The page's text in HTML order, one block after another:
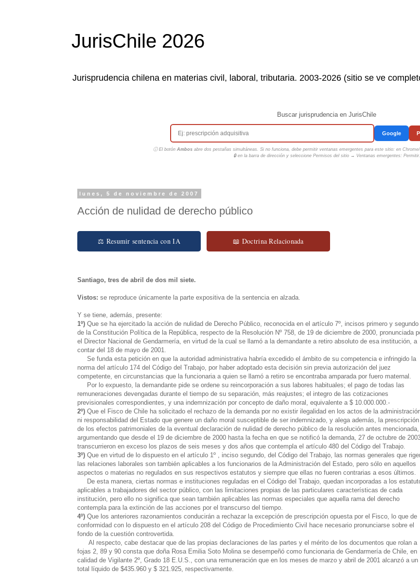
JurisChile 2026
Jurisprudencia chilena en materias civil, laboral, tributaria. 2003-2026 (sitio se ve
Buscar jurisprudencia en JurisChile
Google
ⓘ El botón Ambosabre dos pestañas simultáneas. Si no funciona, debe permitir ventanas emergentes para este sitio: en
🔒 en la barra de dirección y seleccione Permisos del sitio → Ventanas emergentes: Permitir.
lunes, 5 de noviembre de 2007
Acción de nulidad de derecho público
⚖ Resumir sentencia con IA 📖 Doctrina Relacionada
Santiago, tres de abril de dos mil siete.
Vistos: se reproduce únicamente la parte expositiva de la sentencia en alzada.
Y se tiene, además, presente:
1º) Que se ha ejercitado la acción de nulidad de Derecho Público, reconocida en el artículo 7º, incisos primero y segundo
de la Constitución Política de la República, respecto de la Resolución Nº 758, de 19 de diciembre de 2000, pronunciada
el Director Nacional de Gendarmería, en virtud de la cual se llamó a la demandante a retiro absoluto de esa institución, a
contar del 18 de mayo de 2001.
Se funda esta petición en que la autoridad administrativa habría excedido el ámbito de su competencia e infringido la
norma del artículo 174 del Código del Trabajo, por haber adoptado esta decisión sin previa autorización del juez
competente, en circunstancias que la funcionaria a quien se llamó a retiro se encontraba amparada por fuero maternal.
Por lo expuesto, la demandante pide se ordene su reincorporación a sus labores habituales; el pago de todas las
remuneraciones devengadas durante el tiempo de su separación, más reajustes; el integro de las cotizaciones
previsionales correspondientes, y una indemnización por concepto de daño moral, equivalente a $ 10.000.000.-
2º) Que el Fisco de Chile ha solicitado el rechazo de la demanda por no existir ilegalidad en los actos de la
ni responsabilidad del Estado que genere un daño moral susceptible de ser indemnizado, y alega además, la prescripción
de los efectos patrimoniales de la eventual declaración de nulidad de derecho público de la resolución antes mencionada,
argumentando que desde el 19 de diciembre de 2000 hasta la fecha en que se notificó la demanda, 27 de octubre de
transcurrieron en exceso los plazos de seis meses y dos años que contempla el artículo 480 del Código del Trabajo.
3º) Que en virtud de lo dispuesto en el artículo 1º , inciso segundo, del Código del Trabajo, las normas generales que
las relaciones laborales son también aplicables a los funcionarios de la Administración del Estado, pero sólo en aquellos
aspectos o materias no regulados en sus respectivos estatutos y siempre que ellas no fueren contrarias a esos últimos.
De esta manera, ciertas normas e instituciones reguladas en el Código del Trabajo, quedan incorporadas a los
aplicables a trabajadores del sector público, con las limitaciones propias de las particulares características de cada
institución, pero ello no significa que sean también aplicables las normas especiales que aquella rama del derecho
contempla para la extinción de las acciones por el transcurso del tiempo.
4º) Que los anteriores razonamientos conducirán a rechazar la excepción de prescripción opuesta por el Fisco, lo que de
conformidad con lo dispuesto en el artículo 208 del Código de Procedimiento Civil hace necesario pronunciarse sobre el
fondo de la cuestión controvertida.
Al respecto, cabe destacar que de las propias declaraciones de las partes y el mérito de los documentos que rolan a
fojas 2, 89 y 90 consta que doña Rosa Emilia Soto Molina se desempeñó como funcionaria de Gendarmería de Chile, en
calidad de Vigilante 2º, Grado 18 E.U.S., con una remuneración que en los meses de marzo y abril de 2001 alcanzó a un
total líquido de $435.960 y $ 321.925, respectivamente.